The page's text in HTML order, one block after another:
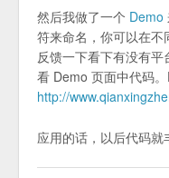
然后我做了一个 Demo
符来命名，你可以在
反馈一下看下有没有
看 Demo 页面中代码。
http://
应用的话，以后代码就